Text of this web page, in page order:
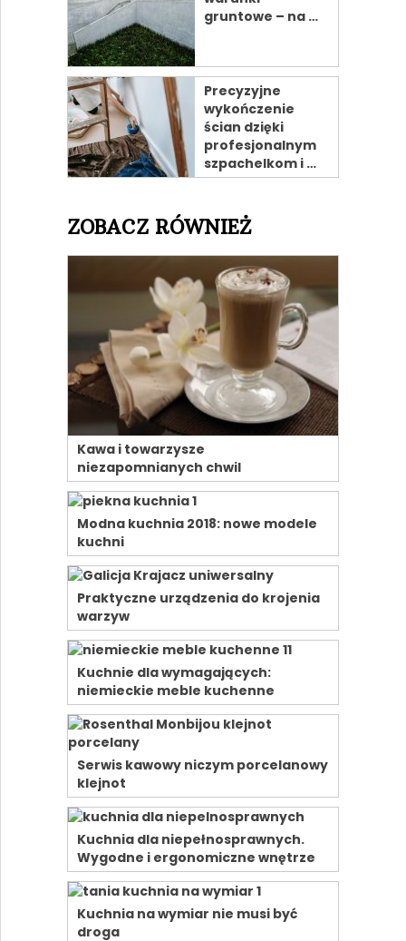
gruntowe – na …
Precyzyjne
wykończenie
ścian dzięki
profesjonalnym
szpachelkom i …
ZOBACZ RÓWNIEŻ
Kawa i towarzysze
niezapomnianych chwil
Modna kuchnia 2018: nowe modele
kuchni
Praktyczne urządzenia do krojenia
warzyw
Kuchnie dla wymagających:
niemieckie meble kuchenne
Serwis kawowy niczym porcelanowy
klejnot
Kuchnia dla niepełnosprawnych.
Wygodne i ergonomiczne wnętrze
Kuchnia na wymiar nie musi być
droga